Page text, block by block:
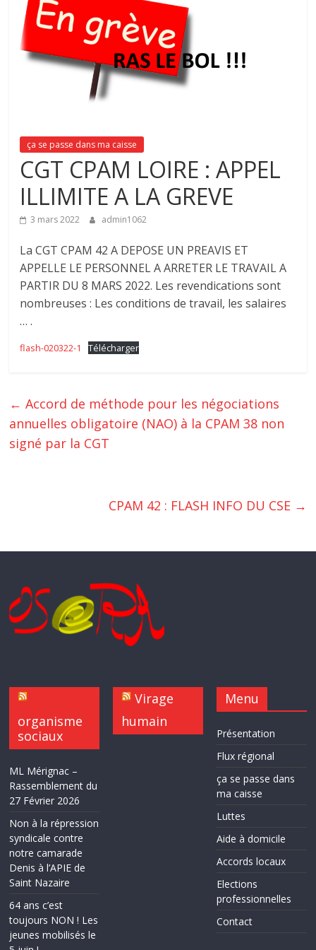
ça se passe dans ma caisse
CGT CPAM LOIRE : APPEL
ILLIMITE A LA GREVE
3 mars 2022 admin1062
La CGT CPAM 42 A DEPOSE UN PREAVIS ET
APPELLE LE PERSONNEL A ARRETER LE TRAVAIL A
PARTIR DU 8 MARS 2022. Les revendications sont
nombreuses : Les conditions de travail, les salaires
… .
flash-020322-1 Télécharger
← Accord de méthode pour les négociations
annuelles obligatoire (NAO) à la CPAM 38 non
signé par la CGT
CPAM 42 : FLASH INFO DU CSE →
organisme
sociaux
ML Mérignac –
Rassemblement du
27 Février 2026
Non à la répression
syndicale contre
notre camarade
Denis à l’APIE de
Saint Nazaire
64 ans c’est
toujours NON ! Les
jeunes mobilisés le
Virage
humain
Menu
Présentation
Flux régional
ça se passe dans
ma caisse
Luttes
Aide à domicile
Accords locaux
Elections
professionnelles
Contact